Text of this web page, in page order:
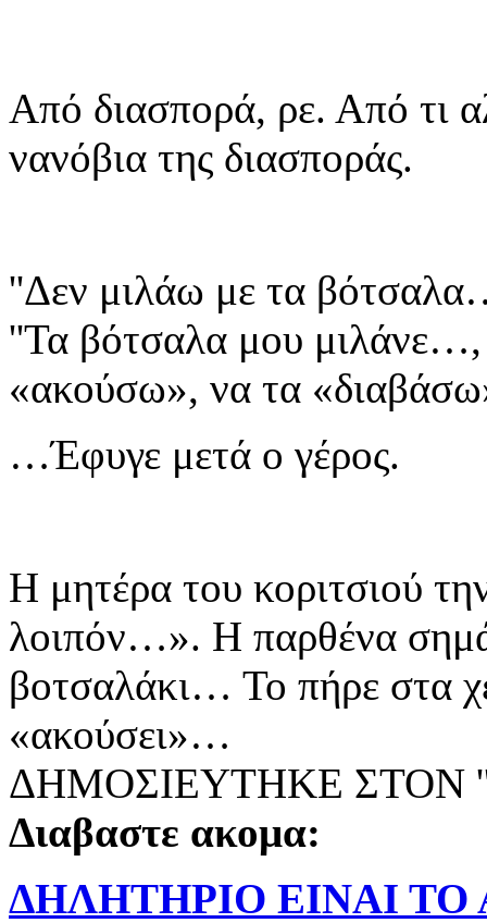
Από διασπορά, ρε. Από τι
νανόβια της διασποράς.
''Δεν μιλάω με τα
''Τα βότσαλα μου
«ακούσω», να τα
…Έφυγε μετά ο γέρος.
Η μητέρα του κοριτσιού
λοιπόν…». Η παρθένα
βοτσαλάκι… Το πήρε στα
«ακούσει»…
ΔΗΜΟΣΙΕΥΤΗΚΕ ΣΤΟΝ
Διαβαστε ακομα:
ΔΗΛΗΤΗΡΙΟ ΕΙΝΑΙ